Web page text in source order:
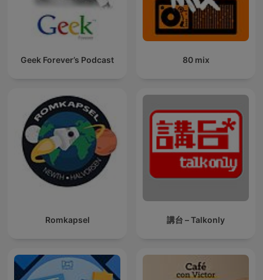
Geek Forever’s Podcast 80 mix
Romkapsel 講台 – Talkonly